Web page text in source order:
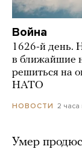
Война
1626-й день.
в ближайшие
решиться на
НАТО
НОВОСТИ 2 часа
Умер